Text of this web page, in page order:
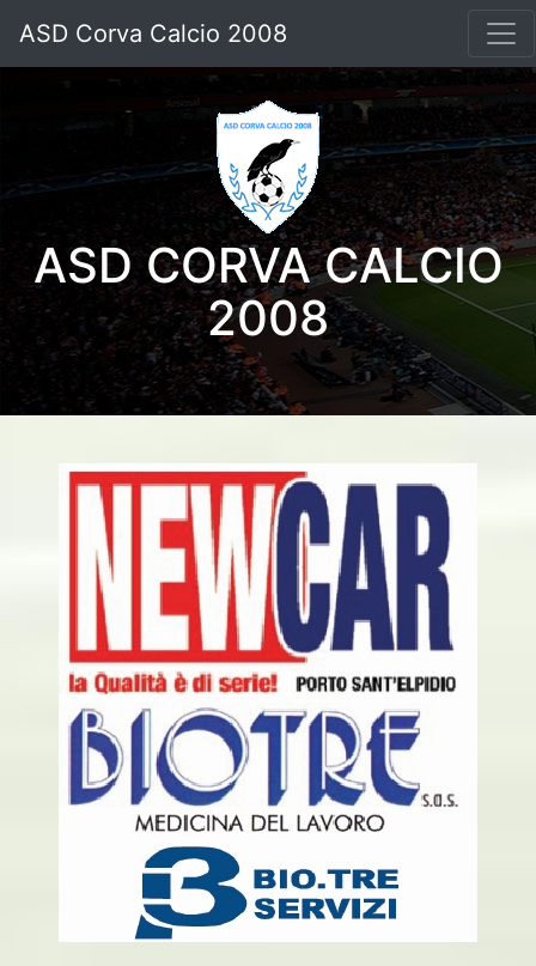
ASD Corva Calcio 2008
ASD CORVA CALCIO
2008